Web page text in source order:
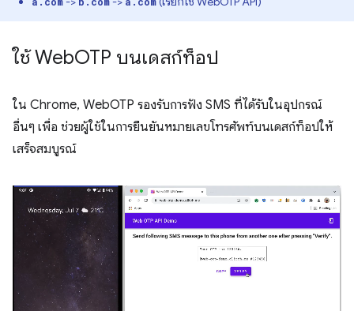
ใช้ WebOTP บนเดสก์ท็อป
ใน Chrome, WebOTP รองรับการฟัง SMS ที่ได้รับในอุปกรณ์
อื่นๆ เพื่อ ช่วยผู้ใช้ในการยืนยันหมายเลขโทรศัพท์บนเดสก์ท็อปให้
เสร็จสมบูรณ์